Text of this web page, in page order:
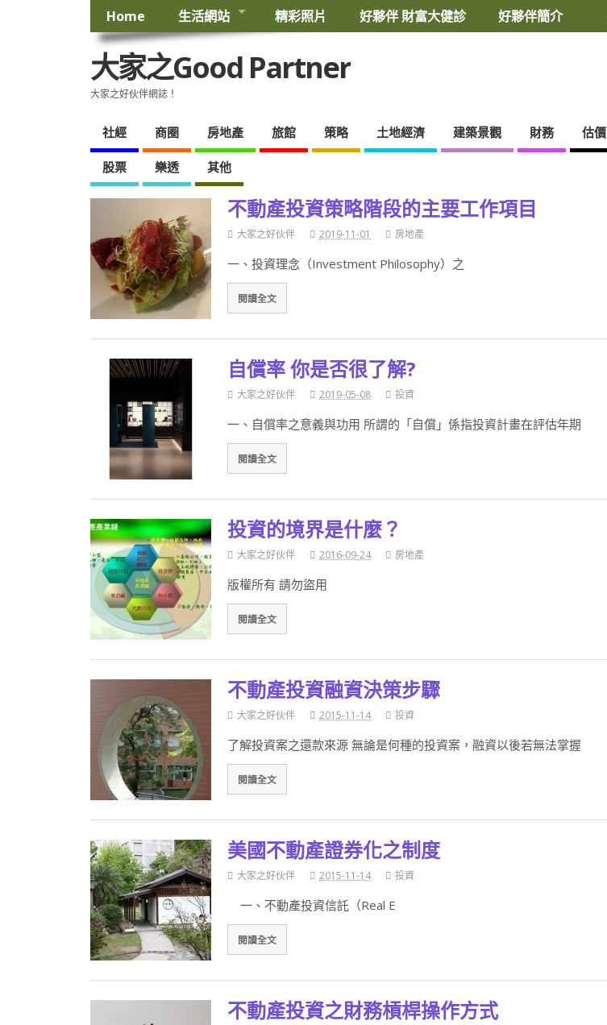
Home 生活網站 精彩照片 好夥伴 財富大健診 好夥伴簡介
大家之Good Partner
大家之好伙伴網誌！
社經 商圈 房地產 旅館 策略 土地經濟 建築景觀 財務 估價
股票 樂透 其他
不動產投資策略階段的主要工作項目
大家之好伙伴 2019-11-01 房地產
一、投資理念（Investment Philosophy）之
閱讀全文
自償率 你是否很了解?
大家之好伙伴 2019-05-08 投資
一、自償率之意義與功用 所謂的「自償」係指投資計畫在評估年期
閱讀全文
投資的境界是什麼？
大家之好伙伴 2016-09-24 房地產
版權所有 請勿盜用
閱讀全文
不動產投資融資決策步驟
大家之好伙伴 2015-11-14 投資
了解投資案之還款來源 無論是何種的投資案，融資以後若無法掌握
閱讀全文
美國不動產證券化之制度
大家之好伙伴 2015-11-14 投資
一、不動產投資信託（Real E
閱讀全文
不動產投資之財務槓桿操作方式